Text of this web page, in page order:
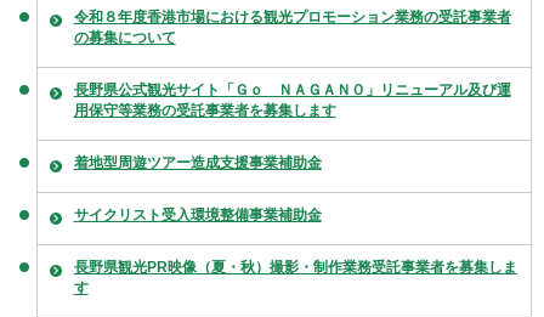
令和８年度香港市場における観光プロモーション業務の受託事業者
の募集について
長野県公式観光サイト「Ｇｏ ＮＡＧＡＮＯ」リニューアル及び運
用保守等業務の受託事業者を募集します
着地型周遊ツアー造成支援事業補助金
サイクリスト受入環境整備事業補助金
長野県観光PR映像（夏・秋）撮影・制作業務受託事業者を募集しま
す